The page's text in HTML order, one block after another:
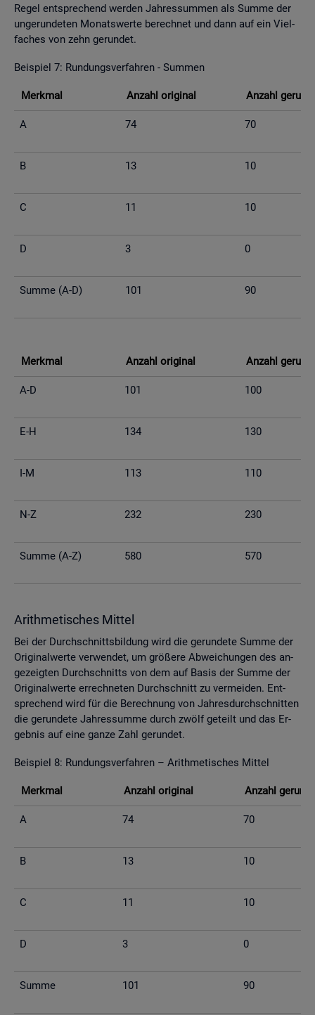
Regel ent­spre­chend wer­den Jah­res­sum­men als Summe der
un­ge­run­de­ten Mo­nats­wer­te be­rech­net und dann auf ein Viel­
fa­ches von zehn ge­run­det.
Bei­spiel 7: Run­dungs­ver­fah­ren - Sum­men
Merk­mal An­zahl ori­gi­nal An­zahl
A 74 70
B 13 10
C 11 10
D 3 0
Summe (A-D) 101 90
Merk­mal An­zahl ori­gi­nal An­zahl
A-D 101 100
E-H 134 130
I-M 113 110
N-Z 232 230
Summe (A-Z) 580 570
Arith­me­ti­sches Mit­tel
Bei der Durch­schnitts­bil­dung wird die ge­run­de­te Summe der
Ori­gi­nal­wer­te ver­wen­det, um grö­ße­re Ab­wei­chun­gen des an­
ge­zeig­ten Durch­schnitts von dem auf Basis der Summe der
Ori­gi­nal­wer­te er­rech­ne­ten Durch­schnitt zu ver­mei­den. Ent­
spre­chend wird für die Be­rech­nung von Jah­res­durch­schnit­ten
die ge­run­de­te Jah­res­sum­me durch zwölf ge­teilt und das Er­
geb­nis auf eine ganze Zahl ge­run­det.
Bei­spiel 8: Run­dungs­ver­fah­ren – Arith­me­ti­sches Mit­tel
Merk­mal An­zahl ori­gi­nal An­zahl
A 74 70
B 13 10
C 11 10
D 3 0
Summe 101 90